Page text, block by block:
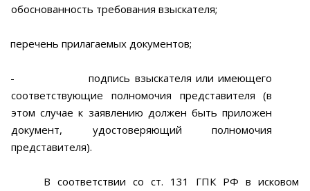
обоснованность требования взыскателя;
перечень прилагаемых документов;
-
подпись взыскателя или имеющего
соответствующие полномочия представителя (в
этом случае к заявлению должен быть приложен
документ, удостоверяющий полномочия
представителя).
В соответствии со ст. 131 ГПК РФ в исковом